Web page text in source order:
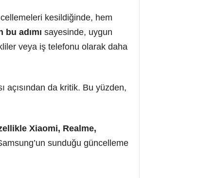
kesildiğinde, hem
bu adımı sayesinde, uygun
veya iş telefonu olarak daha
açısından da kritik. Bu yüzden,
Xiaomi, Realme,
sunduğu güncelleme